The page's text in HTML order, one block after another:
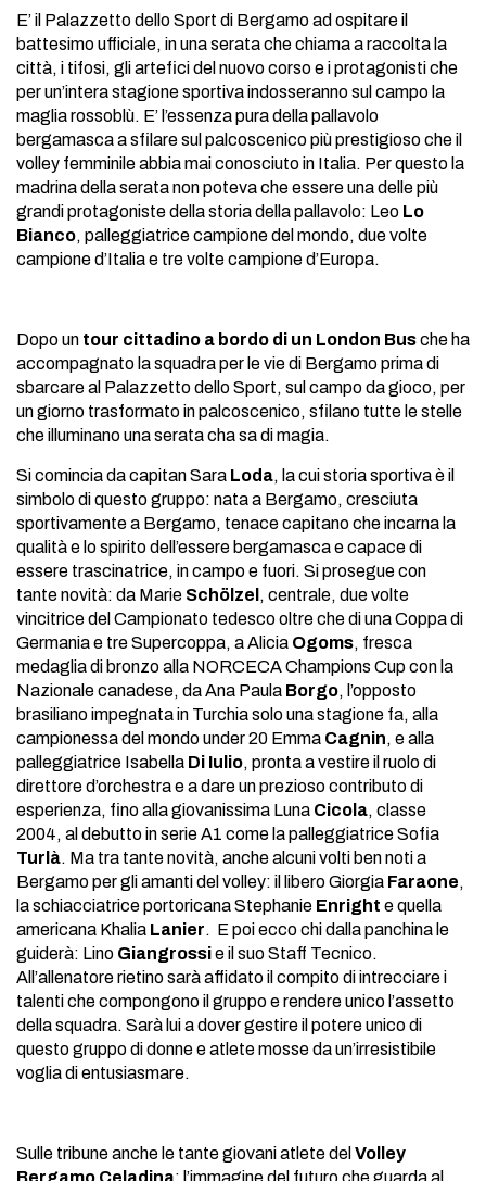
E’ il Palazzetto dello Sport di Bergamo ad ospitare il
battesimo ufficiale, in una serata che chiama a raccolta la
città, i tifosi, gli artefici del nuovo corso e i protagonisti che
per un’intera stagione sportiva indosseranno sul campo la
maglia rossoblù. E’ l’essenza pura della pallavolo
bergamasca a sfilare sul palcoscenico più prestigioso che il
volley femminile abbia mai conosciuto in Italia. Per questo la
madrina della serata non poteva che essere una delle più
grandi protagoniste della storia della pallavolo: Leo Lo
Bianco, palleggiatrice campione del mondo, due volte
campione d’Italia e tre volte campione d’Europa.
Dopo un tour cittadino a bordo di un London Busche ha
accompagnato la squadra per le vie di Bergamo prima di
sbarcare al Palazzetto dello Sport, sul campo da gioco, per
un giorno trasformato in palcoscenico, sfilano tutte le stelle
che illuminano una serata cha sa di magia.
Si comincia da capitan Sara Loda, la cui storia sportiva è il
simbolo di questo gruppo: nata a Bergamo, cresciuta
sportivamente a Bergamo, tenace capitano che incarna la
qualità e lo spirito dell’essere bergamasca e capace di
essere trascinatrice, in campo e fuori. Si prosegue con
tante novità: da Marie Schölzel , centrale, due volte
vincitrice del Campionato tedesco oltre che di una Coppa di
Germania e tre Supercoppa, a Alicia Ogoms, fresca
medaglia di bronzo alla NORCECA Champions Cup con la
Nazionale canadese, da Ana Paula Borgo, l’opposto
brasiliano impegnata in Turchia solo una stagione fa, alla
campionessa del mondo under 20 Emma Cagnin, e alla
palleggiatrice Isabella Di Iulio, pronta a vestire il ruolo di
direttore d’orchestra e a dare un prezioso contributo di
esperienza, fino alla giovanissima Luna Cicola, classe
2004, al debutto in serie A1 come la palleggiatrice Sofia
Turlà. Ma tra tante novità, anche alcuni volti ben noti a
Bergamo per gli amanti del volley: il libero Giorgia Faraone,
la schiacciatrice portoricana Stephanie Enright e quella
americana Khalia Lanier. E poi ecco chi dalla panchina le
guiderà: Lino Giangrossie il suo Staff Tecnico.
All’allenatore rietino sarà affidato il compito di intrecciare i
talenti che compongono il gruppo e rendere unico l’assetto
della squadra. Sarà lui a dover gestire il potere unico di
questo gruppo di donne e atlete mosse da un’irresistibile
voglia di entusiasmare.
Sulle tribune anche le tante giovani atlete del Volley
Bergamo Celadina: l’immagine del futuro che guarda al